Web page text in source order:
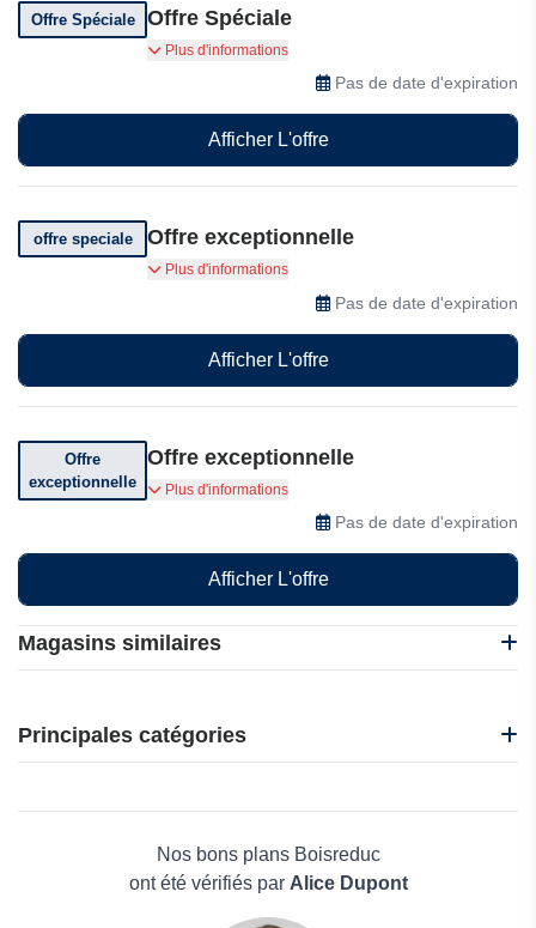
Magasins similaires
J2F Shop
Global YO
AURAS Travel Insurance
Principales catégories
Maison & JardinNos bons plans Boisreduc
ont été vérifiés par Alice Dupont
Offre Spéciale Offre Spéciale
Boisredon propose des offres spéciales à ses
clients, alors profitez-en dès maintenant !
Plus d'informations
Pas de date d'expiration
Afficher L'offre
offre speciale Offre exceptionnelle
Vivez une expérience incroyable à des prix
Plus d'informations
Pas de date d'expiration
Afficher L'offre
Offre
exceptionnelle
Offre exceptionnelle
Réalisez des économies sur vos factures de
Plus d'informations
Pas de date d'expiration
Afficher L'offre